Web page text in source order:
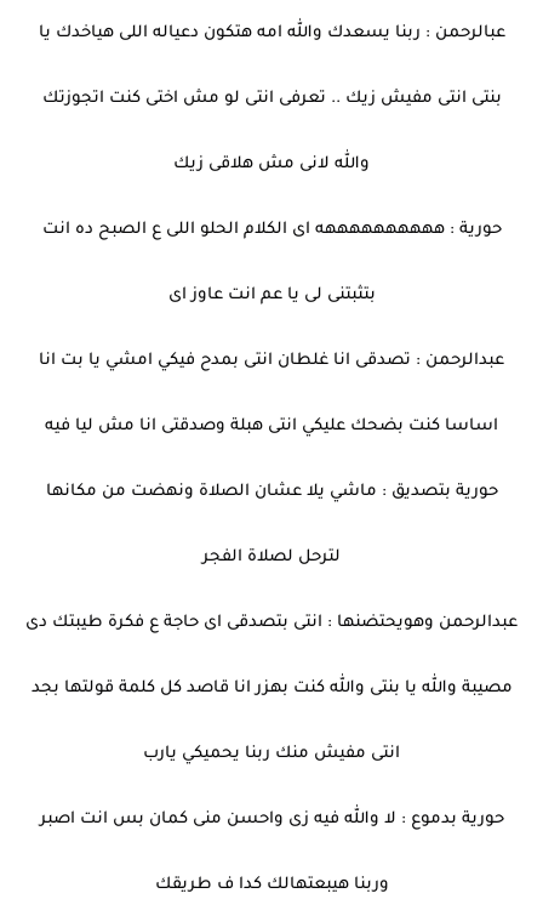
عبالرحمن : ربنا يسعدك والله امه هتكون دعياله اللى هياخدك يا
بنتى انتى مفيش زيك .. تعرفى انتى لو مش اختى كنت اتجوزتك
والله لانى مش هلاقى زيك
حورية : ههههههههههه اى الكلام الحلو اللى ع الصبح ده انت
بتثبتنى لى يا عم انت عاوز اى
عبدالرحمن : تصدقى انا غلطان انتى بمدح فيكي امشي يا بت انا
اساسا كنت بضحك عليكي انتى هبلة وصدقتى انا مش ليا فيه
حورية بتصديق : ماشي يلا عشان الصلاة ونهضت من مكانها
لترحل لصلاة الفجر
عبدالرحمن وهويحتضنها : انتى بتصدقى اى حاجة ع فكرة طيبتك دى
مصيبة والله يا بنتى والله كنت بهزر انا قاصد كل كلمة قولتها بجد
انتى مفيش منك ربنا يحميكي يارب
حورية بدموع : لا والله فيه زى واحسن منى كمان بس انت اصبر
وربنا هيبعتهالك كدا ف طريقك